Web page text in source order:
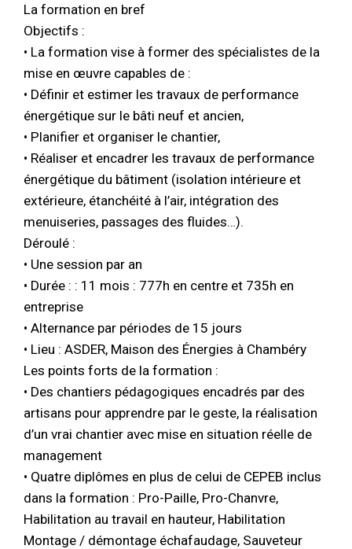
La formation en bref
Objectifs :
• La formation vise à former des spécialistes de la
mise en œuvre capables de :
• Définir et estimer les travaux de performance
énergétique sur le bâti neuf et ancien,
• Planifier et organiser le chantier,
• Réaliser et encadrer les travaux de performance
énergétique du bâtiment (isolation intérieure et
extérieure, étanchéité à l’air, intégration des
menuiseries, passages des fluides…).
Déroulé :
• Une session par an
• Durée : : 11 mois : 777h en centre et 735h en
entreprise
• Alternance par périodes de 15 jours
• Lieu : ASDER, Maison des Énergies à Chambéry
Les points forts de la formation :
• Des chantiers pédagogiques encadrés par des
artisans pour apprendre par le geste, la réalisation
d’un vrai chantier avec mise en situation réelle de
management
• Quatre diplômes en plus de celui de CEPEB inclus
dans la formation : Pro-Paille, Pro-Chanvre,
Habilitation au travail en hauteur, Habilitation
Montage / démontage échafaudage, Sauveteur